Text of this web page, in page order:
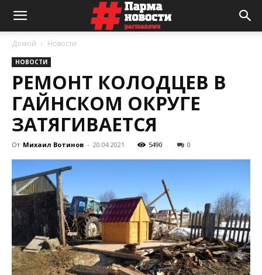
Домой Новости
НОВОСТИ
РЕМОНТ КОЛОДЦЕВ В
ГАЙНСКОМ ОКРУГЕ
ЗАТЯГИВАЕТСЯ
От Михаил Вотинов - 20.04.2021 5490 0